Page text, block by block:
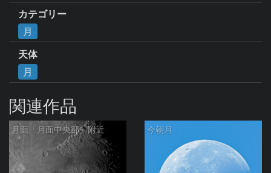
カテゴリー
月
天体
月
関連作品
月面「月面中央部」附近 今朝月